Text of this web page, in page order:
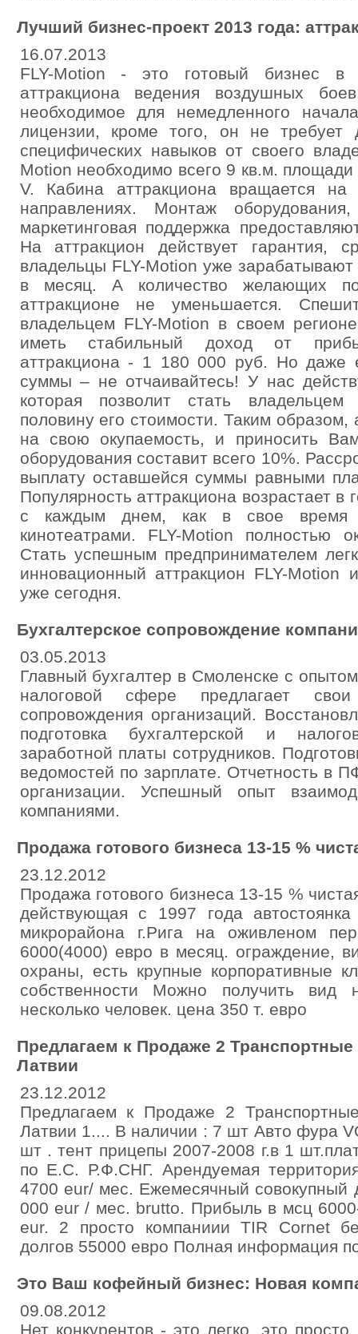
Лучший бизнес-проект 2013 года:
16.07.2013
FLY-Motion - это готовый бизнес в
аттракциона ведения воздушных
необходимое для немедленного
лицензии, кроме того, он не требует
специфических навыков от своего
Motion необходимо всего 9 кв.м.
V. Кабина аттракциона вращается
направлениях. Монтаж
маркетинговая поддержка
На аттракцион действует гарантия,
владельцы FLY-Motion уже
в месяц. А количество желающих
аттракционе не уменьшается.
владельцем FLY-Motion в своем
иметь стабильный доход от
аттракциона - 1 180 000 руб. Но даже
суммы – не отчаивайтесь! У нас
которая позволит стать
половину его стоимости. Таким образом,
на свою окупаемость, и приносить
оборудования составит всего 10%.
выплату оставшейся суммы равными
Популярность аттракциона возрастает в
с каждым днем, как в свое время
кинотеатрами. FLY-Motion полностью
Стать успешным предпринимателем
инновационный аттракцион FLY-Motion
уже сегодня.
Бухгалтерское сопровождение
03.05.2013
Главный бухгалтер в Смоленске с
налоговой сфере предлагает свои
сопровождения организаций.
подготовка бухгалтерской и
заработной платы сотрудников.
ведомостей по зарплате. Отчетность в
организации. Успешный опыт
компаниями.
Продажа готового бизнеса 13-15 %
23.12.2012
Продажа готового бизнеса 13-15 %
действующая с 1997 года
микрорайона г.Рига на оживленом
6000(4000) евро в месяц. ограждение,
охраны, есть крупные корпоративные
собственности Можно получить
несколько человек. цена 350 т. евро
Предлагаем к Продаже 2
Латвии
23.12.2012
Предлагаем к Продаже 2
Латвии 1.... В наличии : 7 шт Авто фура
шт . тент прицепы 2007-2008 г.в 1
по Е.С. Р.Ф.СНГ. Арендуемая
4700 eur/ мес. Ежемесячный совокупный
000 eur / мес. brutto. Прибыль в мсц
eur. 2 просто компаниии TIR Cornet
долгов 55000 евро Полная информация
Это Ваш кофейный бизнес: Новая
09.08.2012
Нет конкурентов - это легко, это